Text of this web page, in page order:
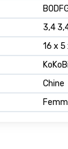
3,4
16 x
Chine